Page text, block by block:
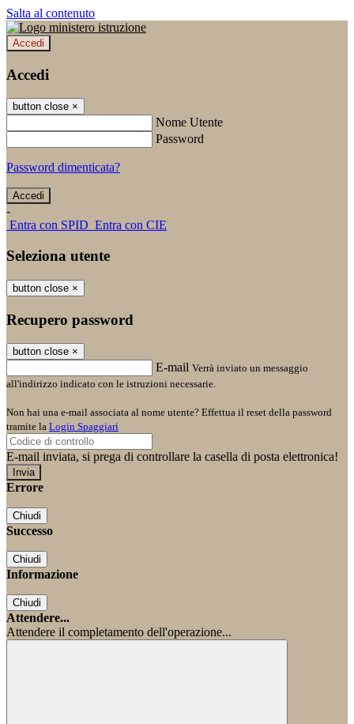
Salta al contenuto
Accedi
Accedi
button close ×
Nome Utente
Password
Password dimenticata?
-
Entra con SPID Entra con CIE
Seleziona utente
button close ×
Recupero password
button close ×
E-mail Verrà inviato un messaggio
all'indirizzo indicato con le istruzioni necessarie.
Non hai una e-mail associata al nome utente? Effettua il reset della password
tramite la Login Spaggiari
E-mail inviata, si prega di controllare la casella di posta elettronica!
Errore
Chiudi
Successo
Chiudi
Informazione
Chiudi
Attendere...
Attendere il completamento dell'operazione...